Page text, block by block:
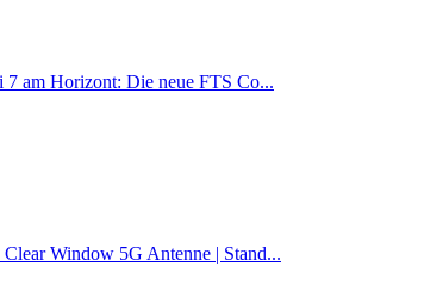
7 am Horizont: Die neue FTS Co...
Clear Window 5G Antenne | Stand...